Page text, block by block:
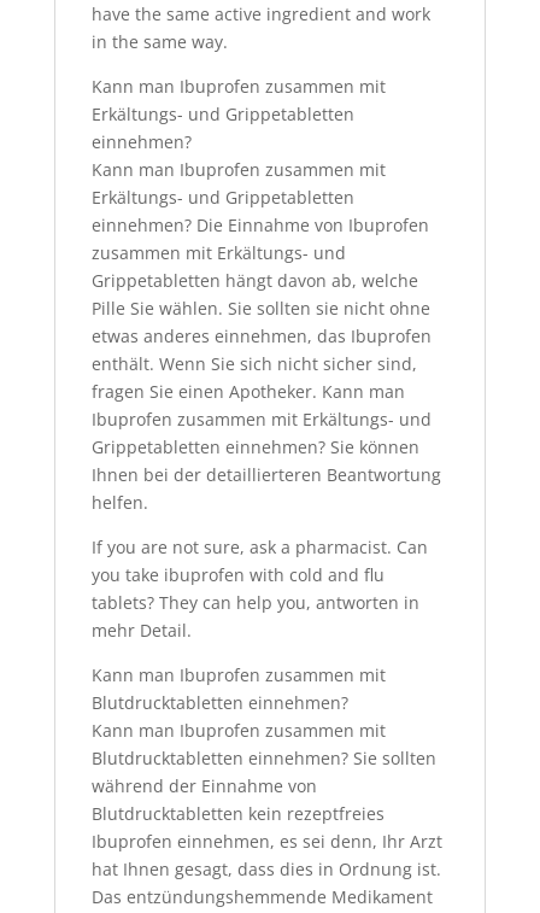
have the same active ingredient and work
in the same way.
Kann man Ibuprofen zusammen mit
Erkältungs- und Grippetabletten
einnehmen?
Kann man Ibuprofen zusammen mit
Erkältungs- und Grippetabletten
einnehmen? Die Einnahme von Ibuprofen
zusammen mit Erkältungs- und
Grippetabletten hängt davon ab, welche
Pille Sie wählen. Sie sollten sie nicht ohne
etwas anderes einnehmen, das Ibuprofen
enthält. Wenn Sie sich nicht sicher sind,
fragen Sie einen Apotheker. Kann man
Ibuprofen zusammen mit Erkältungs- und
Grippetabletten einnehmen? Sie können
Ihnen bei der detaillierteren Beantwortung
helfen.
If you are not sure, ask a pharmacist. Can
you take ibuprofen with cold and flu
tablets? They can help you, antworten in
mehr Detail.
Kann man Ibuprofen zusammen mit
Blutdrucktabletten einnehmen?
Kann man Ibuprofen zusammen mit
Blutdrucktabletten einnehmen? Sie sollten
während der Einnahme von
Blutdrucktabletten kein rezeptfreies
Ibuprofen einnehmen, es sei denn, Ihr Arzt
hat Ihnen gesagt, dass dies in Ordnung ist.
Das entzündungshemmende Medikament